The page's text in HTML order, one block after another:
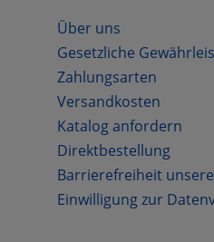
Über uns
Gesetzliche
Zahlungsarten
Versandkosten
Katalog anfordern
Direktbestellung
Barrierefreiheit
Einwilligung zur